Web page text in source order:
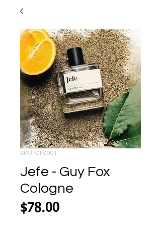
SKU: GF0001
Jefe - Guy Fox
Cologne
$78.00Price